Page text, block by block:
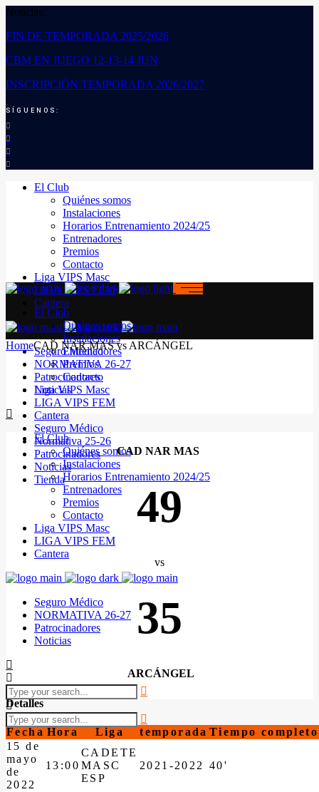
Noticias:
FIN DE TEMPORADA 2025/2026
CBM EN JUEGO 12-13-14 JUN
INSCRIPCIÓN TEMPORADA 2026/2027
SÍGUENOS:
El Club
Quiénes somos
Instalaciones
Horarios Entrenamiento 2024/25
Entrenadores
Premios
Contacto
Liga VIPS Masc
LIGA VIPS FEM
Cantera
Seguro Médico
NORMATIVA 26-27
Patrocinadores
Noticias
El Club
Quiénes somos
Instalaciones
Horarios Entrenamiento 2024/25
Entrenadores
Premios
Contacto
Liga VIPS Masc
LIGA VIPS FEM
Cantera
Seguro Médico
NORMATIVA 26-27
Patrocinadores
Noticias
El Club
Quiénes somos
Instalaciones
Entrenadores
Premios
Contacto
Liga VIPS Masc
LIGA VIPS FEM
Cantera
Seguro Médico
Normativa 25-26
Patrocinadores
Noticias
Tienda
HomeCAD NAR MAS vs ARCÁNGEL
CAD NAR MAS
49
vs
35
ARCÁNGEL
Detalles
Fecha Hora Liga temporada Tiempo completo
15 de
mayo
de
2022
13:00
CADETE
MASC
ESP
2021-2022 40'